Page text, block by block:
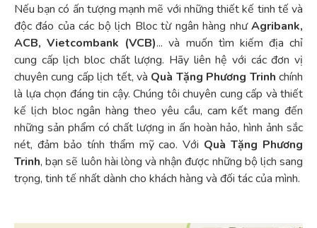
Nếu bạn có ấn tượng mạnh mẽ với những thiết kế tinh tế và
độc đáo của các bộ lịch Bloc từ ngân hàng nhưAgribank,
ACB, Vietcombank (VCB)... và muốn tìm kiếm địa chỉ
cung cấp lịch bloc chất lượng. Hãy liên hệ với các đơn vị
chuyên cung cấp lịch tết, và Quà Tặng Phương Trinhchính
là lựa chọn đáng tin cậy. Chúng tôi chuyên cung cấp và thiết
kế lịch bloc ngân hàng theo yêu cầu, cam kết mang đến
những sản phẩm có chất lượng in ấn hoàn hảo, hình ảnh sắc
nét, đảm bảo tính thẩm mỹ cao. Với Quà Tặng Phương
Trinh, bạn sẽ luôn hài lòng và nhận được những bộ lịch sang
trọng, tinh tế nhất dành cho khách hàng và đối tác của mình.